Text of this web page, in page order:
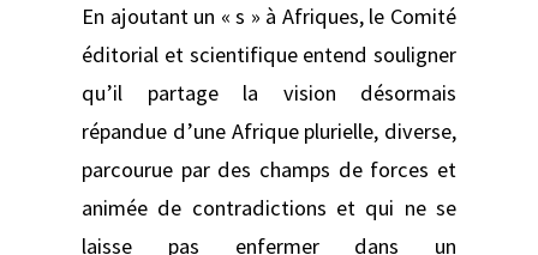
En ajoutant un « s » à Afriques, le Comité
éditorial et scientifique entend souligner
qu’il partage la vision désormais
répandue d’une Afrique plurielle, diverse,
parcourue par des champs de forces et
animée de contradictions et qui ne se
laisse pas enfermer dans un